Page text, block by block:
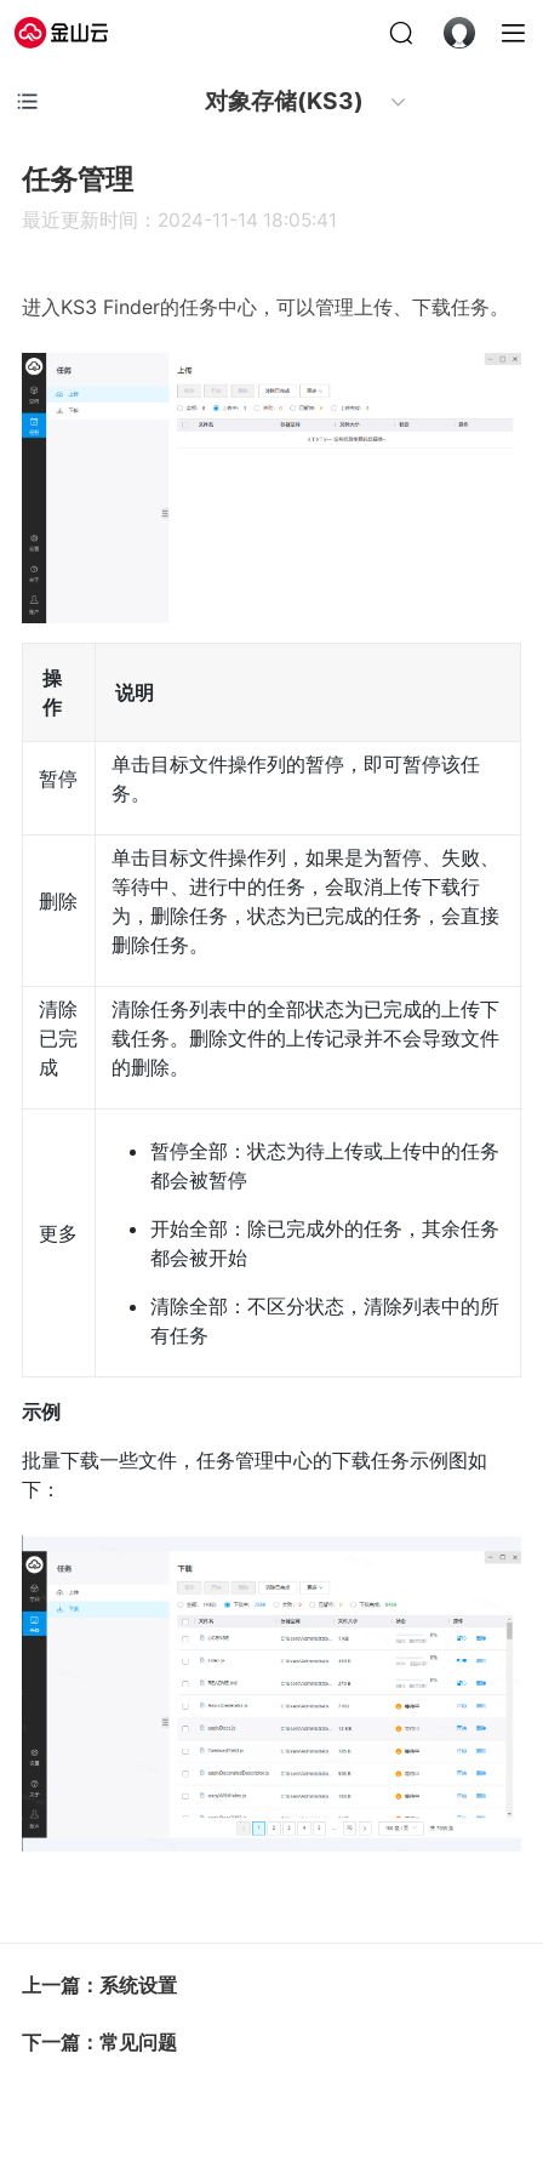
对象存储(KS3)
任务管理
最近更新时间：2024-11-14 18:05:41
进入KS3 Finder的任务中心，可以管理上传、下载任务。
操
作
说明
暂停
单击目标文件操作列的暂停，即可暂停该任
务。
删除
单击目标文件操作列，如果是为暂停、失败、
等待中、进行中的任务，会取消上传下载行
为，删除任务，状态为已完成的任务，会直接
删除任务。
清除
已完
成
清除任务列表中的全部状态为已完成的上传下
载任务。删除文件的上传记录并不会导致文件
的删除。
更多
暂停全部：状态为待上传或上传中的任务
都会被暂停
开始全部：除已完成外的任务，其余任务
都会被开始
清除全部：不区分状态，清除列表中的所
有任务
示例
批量下载一些文件，任务管理中心的下载任务示例图如
下：
上一篇：系统设置
下一篇：常见问题